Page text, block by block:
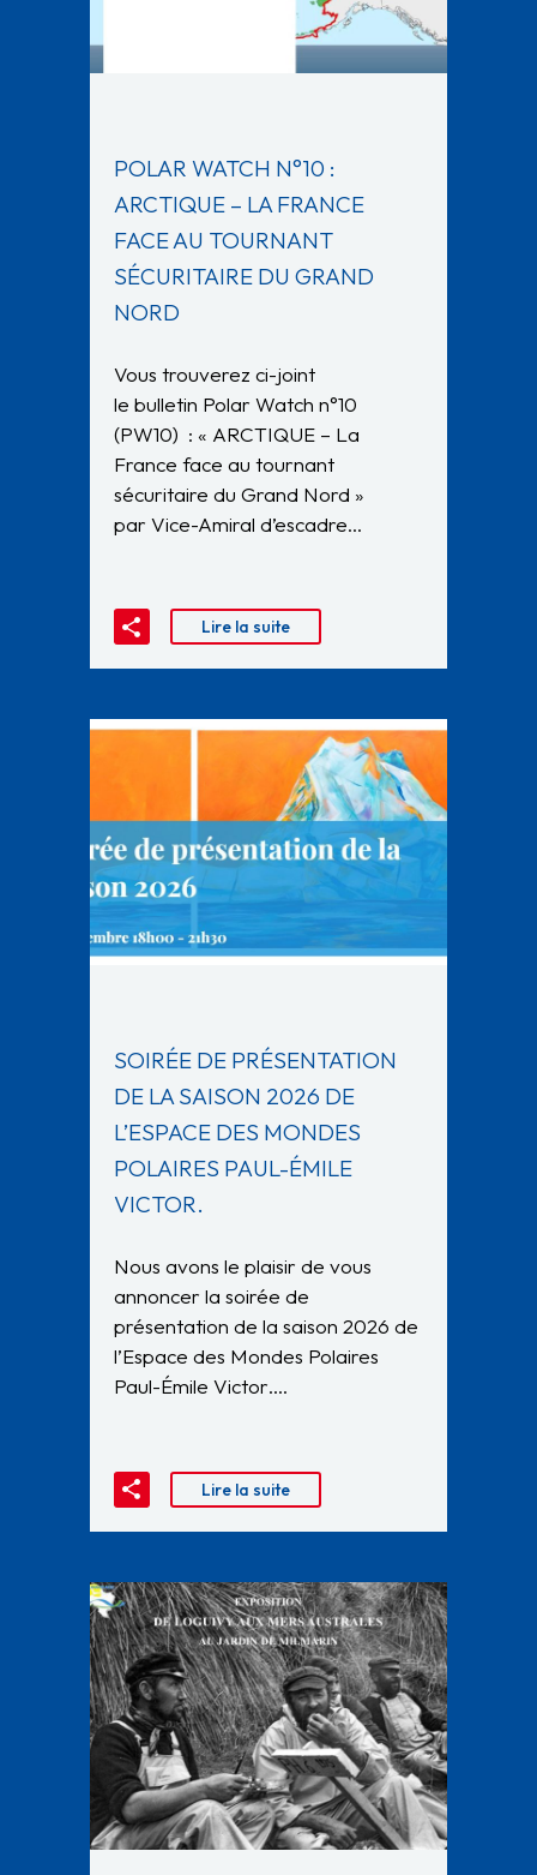
POLAR WATCH N°10 :
ARCTIQUE – LA FRANCE
FACE AU TOURNANT
SÉCURITAIRE DU GRAND
NORD
Vous trouverez ci-joint
le bulletin Polar Watch n°10
(PW10) : « ARCTIQUE – La
France face au tournant
sécuritaire du Grand Nord »
par Vice-Amiral d’escadre…
Lire la suite
SOIRÉE DE PRÉSENTATION
DE LA SAISON 2026 DE
L’ESPACE DES MONDES
POLAIRES PAUL-ÉMILE
VICTOR.
Nous avons le plaisir de vous
annoncer la soirée de
présentation de la saison 2026 de
l’Espace des Mondes Polaires
Paul-Émile Victor….
Lire la suite